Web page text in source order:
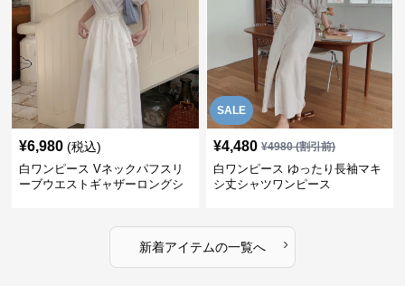
¥6,980 (税込)
白ワンピース Vネックパフスリ
ーブウエストギャザーロングシ
SALE
¥4,480 ¥4980(割引前)
白ワンピース ゆったり長袖マキ
シ丈シャツワンピース
新着アイテムの一覧へ ›